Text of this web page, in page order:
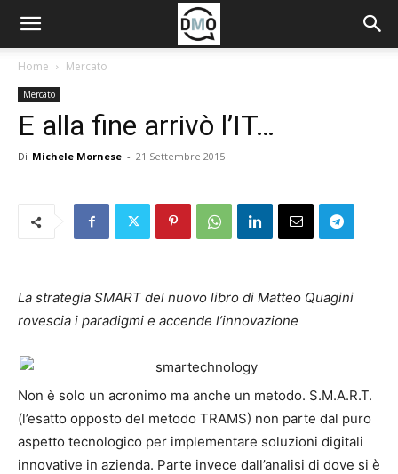
Home Mercato
Mercato
E alla fine arrivò l’IT…
Di Michele Mornese - 21 Settembre 2015
La strategia SMART del nuovo libro di Matteo Quagini
rovescia i paradigmi e accende l’innovazione
Non è solo un acronimo ma anche un metodo. S.M.A.R.T.
(l’esatto opposto del metodo TRAMS) non parte dal puro
aspetto tecnologico per implementare soluzioni digitali
innovative in azienda. Parte invece dall’analisi di dove si è